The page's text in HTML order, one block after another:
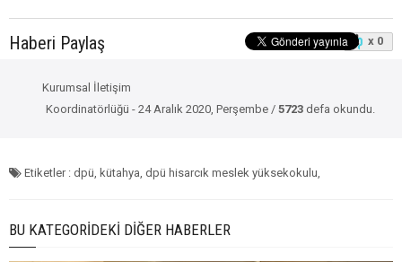
Haberi Paylaş x 0
Kurumsal İletişim
Koordinatörlüğü - 24 Aralık 2020, Perşembe / 5723defa okundu.
Etiketler : dpü, kütahya, dpü hisarcık meslek yüksekokulu,
BU KATEGORIDEKI DIĞER HABERLER